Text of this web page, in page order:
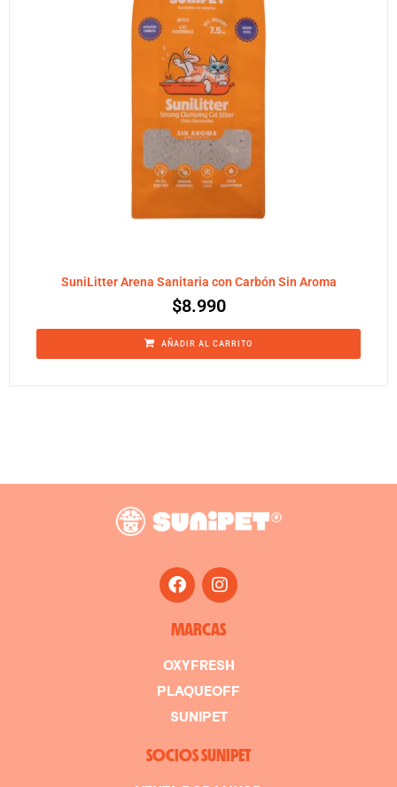
SuniLitter Arena Sanitaria con Carbón Sin Aroma
$8.990
AÑADIR AL CARRITO
MARCAS
OXYFRESH
PLAQUEOFF
SUNIPET
SOCIOS SUNIPET